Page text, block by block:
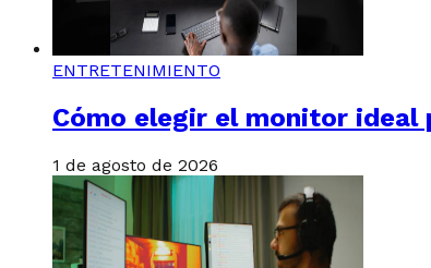
ENTRETENIMIENTO
Cómo elegir el monitor ideal
1 de agosto de 2026